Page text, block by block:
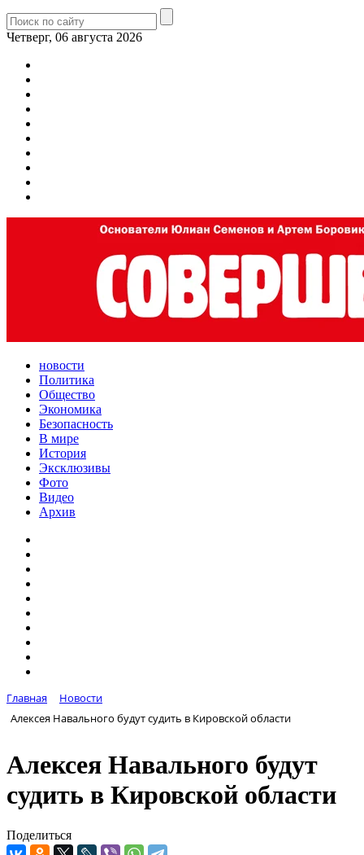
Четверг, 06 августа 2026
новости
Политика
Общество
Экономика
Безопасность
В мире
История
Эксклюзивы
Фото
Видео
Архив
Главная
Новости
Алексея Навального будут судить в Кировской области
Алексея Навального будут
судить в Кировской области
Поделиться